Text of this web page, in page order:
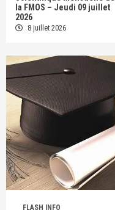
la FMOS – Jeudi 09 juillet
2026
8 juillet 2026
FLASH INFO